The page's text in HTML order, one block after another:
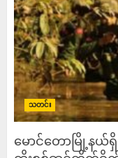
သတင်း
မောင်တောမြို့နယ်